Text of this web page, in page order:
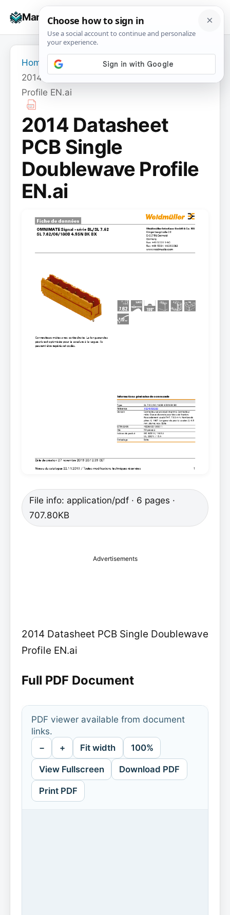
Manuals+
☰
Home
2014 Datasheet PCB Single Doublewave
Profile EN.ai
2014 Datasheet
PCB Single
Doublewave Profile
EN.ai
File info: application/pdf · 6 pages ·
707.80KB
Advertisements
2014 Datasheet PCB Single Doublewave
Profile EN.ai
Full PDF Document
PDF viewer available from document
links.
− + Fit width 100%
View Fullscreen Download PDF
Print PDF